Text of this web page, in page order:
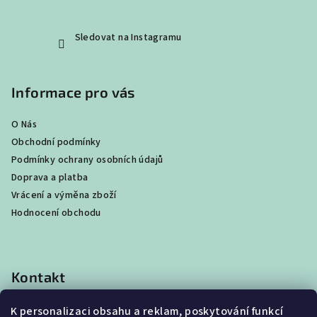
K personalizaci obsahu a reklam, poskytování funkcí
Sledovat na Instagramu
Informace pro vás
O Nás
Obchodní podmínky
Podmínky ochrany osobních údajů
Doprava a platba
Vrácení a výměna zboží
Hodnocení obchodu
Kontakt
shop@best4beast.com